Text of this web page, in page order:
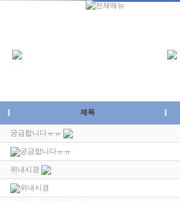
제목
궁금합니다ㅠㅠ
궁금합니다ㅠㅠ
위내시경
위내시경